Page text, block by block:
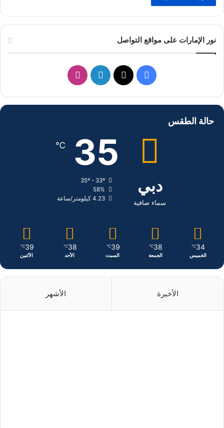
نور الإمارات على مواقع التواصل
ي
X
ي
د
ن
ن
ا
حالة الطقس
دبي
سماء صافية
35
℃
58%
4.23 كيلومتر/ساعة
34
℃
الخميس
38
℃
الجمعة
39
℃
السبت
38
℃
الأحد
39
℃
الأثنين
الأخيرة الأشهر